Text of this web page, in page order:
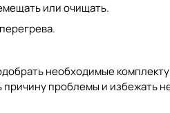
или очищать.
необходимые
проблемы и избежать